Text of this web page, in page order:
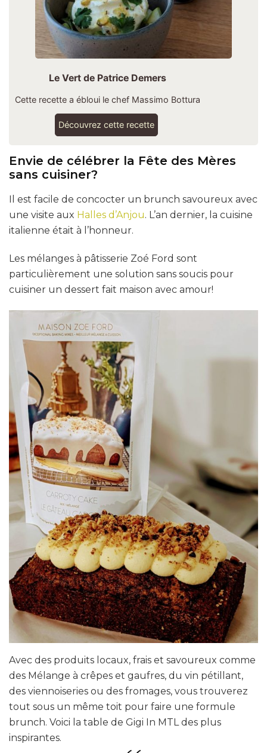
Le Vert de Patrice Demers
Cette recette a ébloui le chef Massimo Bottura
Découvrez cette recette
Envie de célébrer la Fête des Mères
sans cuisiner?
Il est facile de concocter un brunch savoureux avec
une visite aux Halles d’Anjou. L’an dernier, la cuisine
italienne était à l’honneur.
Les mélanges à pâtisserie Zoé Ford sont
particulièrement une solution sans soucis pour
cuisiner un dessert fait maison avec amour!
Avec des produits locaux, frais et savoureux comme
des Mélange à crêpes et gaufres, du vin pétillant,
des viennoiseries ou des fromages, vous trouverez
tout sous un même toit pour faire une formule
brunch. Voici la table de Gigi In MTL des plus
inspirantes.